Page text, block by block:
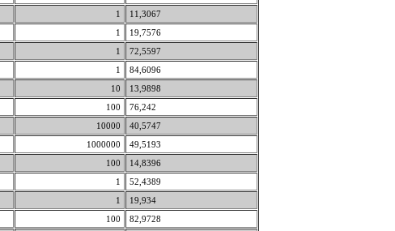
1
11,3067
1
19,7576
1
72,5597
1
84,6096
10
13,9898
100
76,242
10000
40,5747
1000000
49,5193
100
14,8396
1
52,4389
1
19,934
100
82,9728